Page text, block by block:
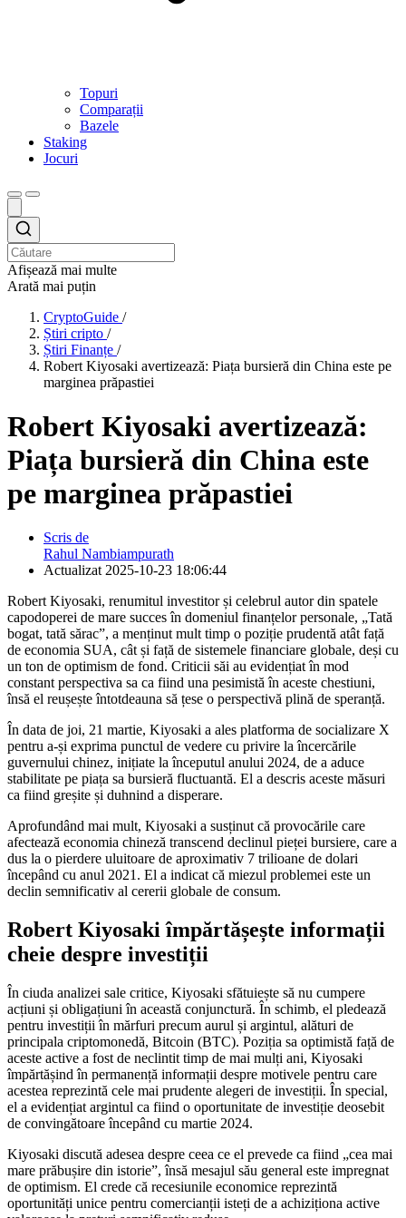
Topuri
Comparații
Bazele
Staking
Jocuri
Afișează mai multe
Arată mai puțin
CryptoGuide /
Știri cripto /
Știri Finanțe /
Robert Kiyosaki avertizează: Piața bursieră din China este pe
marginea prăpastiei
Robert Kiyosaki avertizează:
Piața bursieră din China este
pe marginea prăpastiei
Scris de
Rahul Nambiampurath
Actualizat 2025-10-23 18:06:44
Robert Kiyosaki, renumitul investitor și celebrul autor din spatele
capodoperei de mare succes în domeniul finanțelor personale, „Tată
bogat, tată sărac”, a menținut mult timp o poziție prudentă atât față
de economia SUA, cât și față de sistemele financiare globale, deși cu
un ton de optimism de fond. Criticii săi au evidențiat în mod
constant perspectiva sa ca fiind una pesimistă în aceste chestiuni,
însă el reușește întotdeauna să țese o perspectivă plină de speranță.
În data de joi, 21 martie, Kiyosaki a ales platforma de socializare X
pentru a-și exprima punctul de vedere cu privire la încercările
guvernului chinez, inițiate la începutul anului 2024, de a aduce
stabilitate pe piața sa bursieră fluctuantă. El a descris aceste măsuri
ca fiind greșite și duhnind a disperare.
Aprofundând mai mult, Kiyosaki a susținut că provocările care
afectează economia chineză transcend declinul pieței bursiere, care a
dus la o pierdere uluitoare de aproximativ 7 trilioane de dolari
începând cu anul 2021. El a indicat că miezul problemei este un
declin semnificativ al cererii globale de consum.
Robert Kiyosaki împărtășește informații
cheie despre investiții
În ciuda analizei sale critice, Kiyosaki sfătuiește să nu cumpere
acțiuni și obligațiuni în această conjunctură. În schimb, el pledează
pentru investiții în mărfuri precum aurul și argintul, alături de
principala criptomonedă, Bitcoin (BTC). Poziția sa optimistă față de
aceste active a fost de neclintit timp de mai mulți ani, Kiyosaki
împărtășind în permanență informații despre motivele pentru care
acestea reprezintă cele mai prudente alegeri de investiții. În special,
el a evidențiat argintul ca fiind o oportunitate de investiție deosebit
de convingătoare începând cu martie 2024.
Kiyosaki discută adesea despre ceea ce el prevede ca fiind „cea mai
mare prăbușire din istorie”, însă mesajul său general este impregnat
de optimism. El crede că recesiunile economice reprezintă
oportunități unice pentru comercianții isteți de a achiziționa active